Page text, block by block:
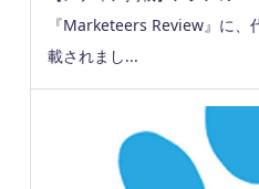
『Marketeers Review』に、
載されまし...